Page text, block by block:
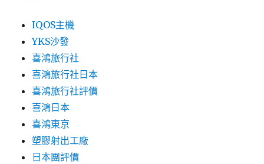
IQOS主機
YKS沙發
喜鴻旅行社
喜鴻旅行社日本
喜鴻旅行社評價
喜鴻日本
喜鴻東京
塑膠射出工廠
日本團評價